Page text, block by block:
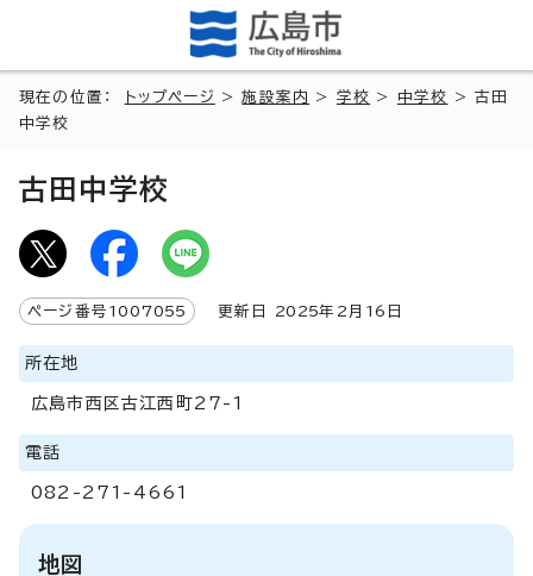
現在の位置： トップページ >施設案内 > 学校 > 中学校
> 古田
中学校
古田中学校
ページ番号 1007055 更新日 2025年2月 16 日
所在地
広島市西区古江西町27-1
電話
082-271-4661
地図